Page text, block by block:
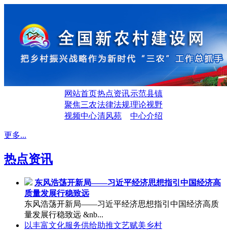
网站首页热点资讯示范县镇
聚焦三农法律法规理论视野
视频中心清风苑 中心介绍
更多...
热点资讯
东风浩荡开新局——习近平经济思想指引中国经济高
质量发展行稳致远
东风浩荡开新局——习近平经济思想指引中国经济高质
量发展行稳致远 &nb...
以丰富文化服务供给助推文艺赋美乡村